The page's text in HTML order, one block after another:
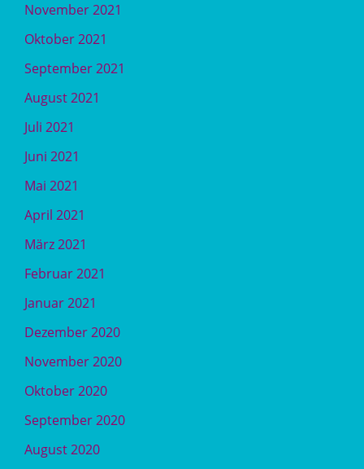
November 2021
Oktober 2021
September 2021
August 2021
Juli 2021
Juni 2021
Mai 2021
April 2021
März 2021
Februar 2021
Januar 2021
Dezember 2020
November 2020
Oktober 2020
September 2020
August 2020